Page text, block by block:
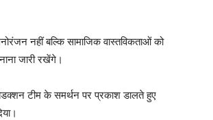
नहीं बल्कि सामाजिक वास्तविकताओं को
जारी रखेंगे।
टीम के समर्थन पर प्रकाश डालते हुए